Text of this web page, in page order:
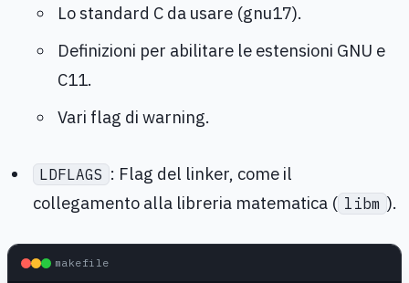
Lo standard C da usare (gnu17).
Definizioni per abilitare le estensioni GNU e
C11.
Vari flag di warning.
LDFLAGS : Flag del linker, come il
collegamento alla libreria matematica ( libm ).
makefile